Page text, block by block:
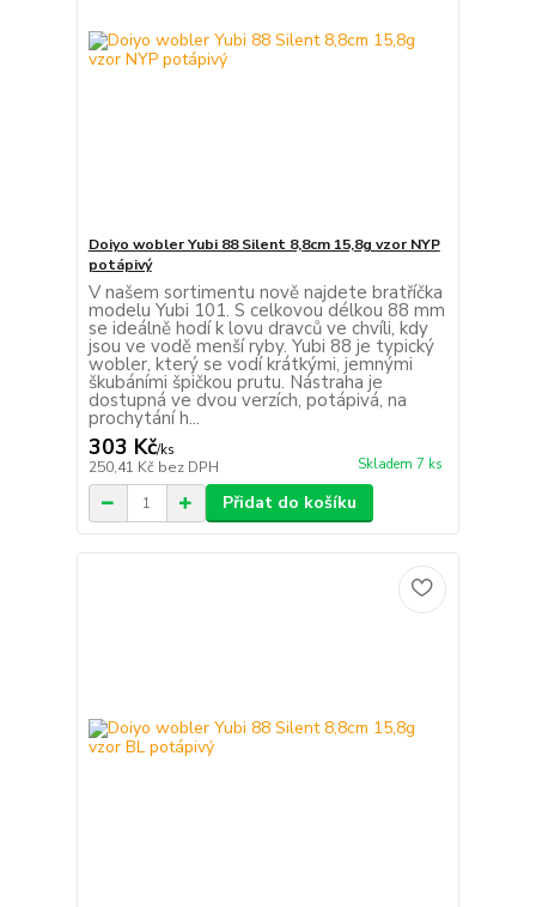
Doiyo wobler Yubi 88 Silent 8,8cm 15,8g vzor NYP
potápivý
V našem sortimentu nově najdete bratříčka
modelu Yubi 101. S celkovou délkou 88 mm
se ideálně hodí k lovu dravců ve chvíli, kdy
jsou ve vodě menší ryby. Yubi 88 je typický
wobler, který se vodí krátkými, jemnými
škubáními špičkou prutu. Nástraha je
dostupná ve dvou verzích, potápivá, na
prochytání h...
303 Kč/ks
250,41 Kč bez DPH Skladem 7 ks
Přidat do košíku